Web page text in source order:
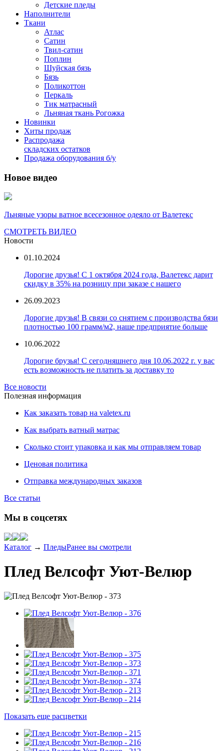
Детские пледы
Наполнители
Ткани
Атлас
Сатин
Твил-сатин
Поплин
Шуйская бязь
Бязь
Поликоттон
Перкаль
Тик матрасный
Льняная ткань Рогожка
Новинки
Хиты продаж
Распродажа
складских остатков
Продажа оборудования б/у
Новое видео
Льняные узоры ватное всесезонное одеяло от Валетекс
СМОТРЕТЬ ВИДЕО
Новости
01.10.2024
Дорогие друзья! С 1 октября 2024 года, Валетекс дарит
скидку в 35% на розницу при заказе с нашего
26.09.2023
Дорогие друзья! В связи со снятием с производства бязи
плотностью 100 грамм/м2, наше предприятие больше
10.06.2022
Дорогие брузья! С сегодняшнего дня 10.06.2022 г. у вас
есть возможность не платить за доставку то
Все новости
Полезная информация
Как заказать товар на valetex.ru
Как выбрать ватный матрас
Сколько стоит упаковка и как мы отправляем товар
Ценовая политика
Отправка международных заказов
Все статьи
Мы в соцсетях
Каталог → ПледыРанее вы смотрели
Плед Велсофт Уют-Велюр
Показать еще расцветки